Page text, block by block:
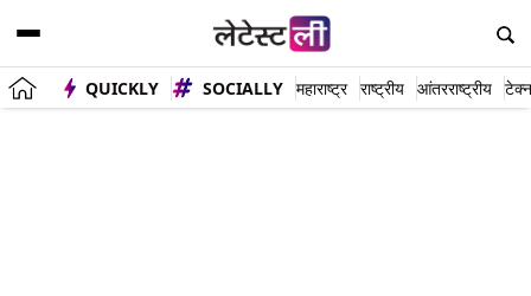
QUICKLY SOCIALLY महाराष्ट्र राष्ट्रीय आंतरराष्ट्रीय